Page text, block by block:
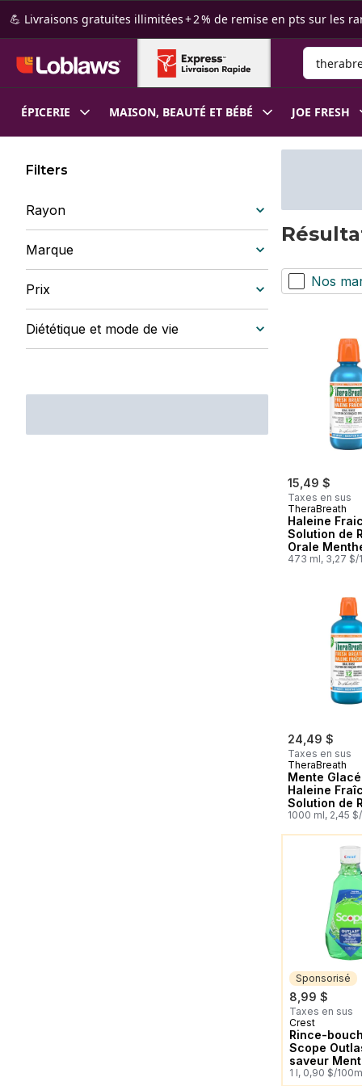
Passer au contenu principal
Passer au pied de page
💪 Livraisons gratuites illimitées + 2 % de remise en pts sur les
ÉPICERIE MAISON, BEAUTÉ ET BÉBÉ JOE FRESH
Filters
Rayon
Marque
Prix
Diététique et mode de vie
Nos
15,49 $
Taxes en sus
TheraBreath
Haleine
Solution de
Orale
Glacee
473 ml, 3,27 $/
24,49 $
Taxes en sus
TheraBreath
Mente
Haleine
Solution de
Orale
1000 ml, 2,45
Vous
Sponsorisé
8,99 $
Taxes en sus
Sponsorisé
Crest
Rince-
Scope
saveur
longue
1 l, 0,90 $/